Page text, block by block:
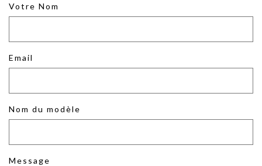
Votre Nom
Email
Nom du modèle
Message